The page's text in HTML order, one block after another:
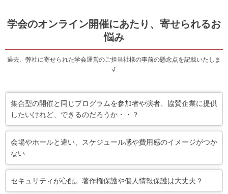
学会のオンライン開催にあたり、寄せられるお
悩み
過去、弊社に寄せられた学会運営のご担当社様の事前の懸念点を記載いたしま
す
集合型の開催と同じプログラムを参加者や演者、協賛企業に提供
したいけれど、できるのだろうか・・？
会場やホールと違い、スケジュール感や費用感のイメージがつか
ない
セキュリティが心配。著作権保護や個人情報保護は大丈夫？